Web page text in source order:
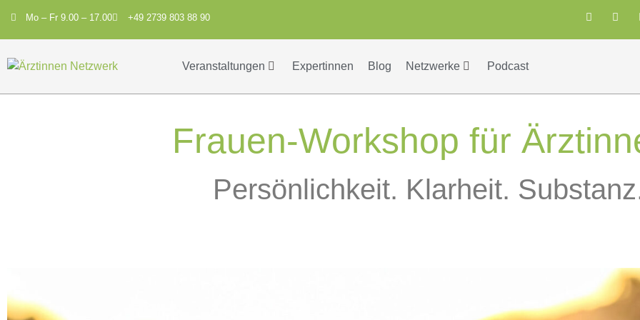
Mo – Fr 9.00 – 17.00 +49 2739 803 88 90
Veranstaltungen Expertinnen Blog Netzwerke Podcast
Frauen-Workshop für
Persönlichkeit. Klarheit.